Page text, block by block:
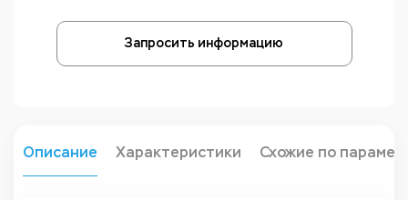
Запросить информацию
Описание Характеристики Схожие по